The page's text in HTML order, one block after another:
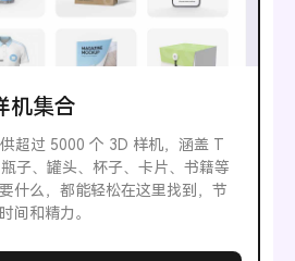
机集合
超过 5000 个 3D 样机，涵盖 T
子、罐头、杯子、卡片、书籍等
什么，都能轻松在这里找到，节
间和精力。